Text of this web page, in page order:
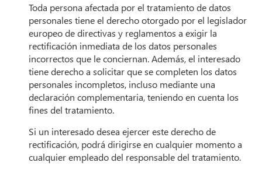
Toda persona afectada por el tratamiento de datos
personales tiene el derecho otorgado por el legislador
europeo de directivas y reglamentos a exigir la
rectificación inmediata de los datos personales
incorrectos que le conciernan. Además, el interesado
tiene derecho a solicitar que se completen los datos
personales incompletos, incluso mediante una
declaración complementaria, teniendo en cuenta los
fines del tratamiento.
Si un interesado desea ejercer este derecho de
rectificación, podrá dirigirse en cualquier momento a
cualquier empleado del responsable del tratamiento.